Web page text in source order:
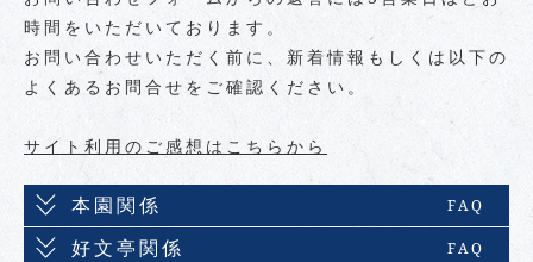
時間をいただいております。
お問い合わせいただく前に、新着情報もしくは以下の
よくあるお問合せをご確認ください。
サイト利用のご感想はこちらから
本園関係 FAQ
好文亭関係 FAQ